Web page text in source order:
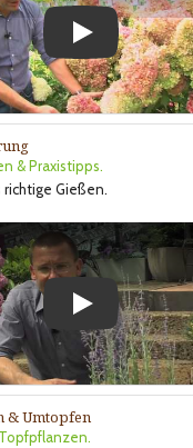
Play
& Praxistipps.
richtige Gießen.
Play
& Umtopfen